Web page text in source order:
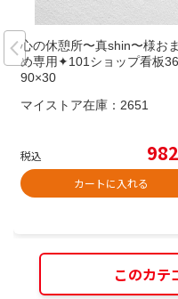
心の休憩所〜真shin〜様お
め専用✦101ショップ看板
90×30
マイストア在庫： 2651
税込
カートに入れる
このカテ